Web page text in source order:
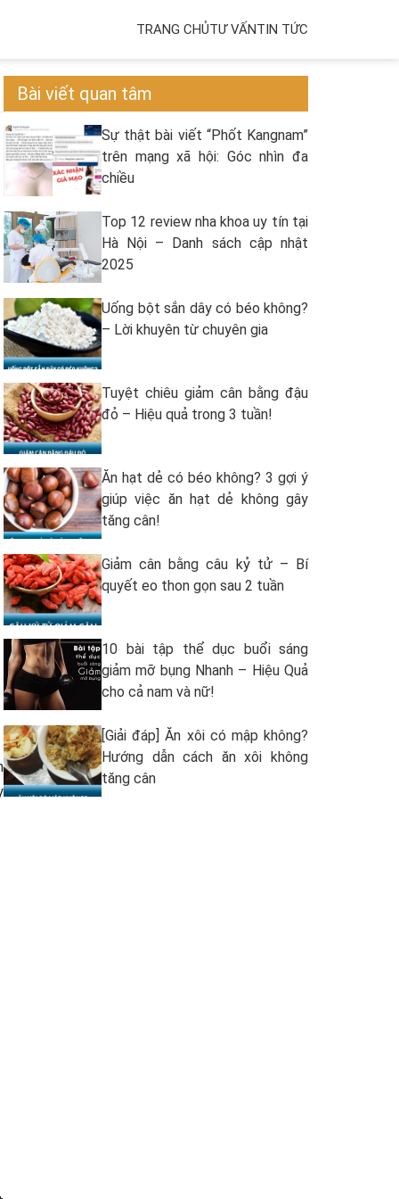
TRANG CHỦTƯ VẤNTIN TỨC
Bài viết quan tâm
Sự thật bài viết “Phốt Kangnam”
trên mạng xã hội: Góc nhìn đa
chiều
Top 12 review nha khoa uy tín tại
Hà Nội – Danh sách cập nhật
2025
Uống bột sắn dây có béo không?
– Lời khuyên từ chuyên gia
Tuyệt chiêu giảm cân bằng đậu
đỏ – Hiệu quả trong 3 tuần!
Ăn hạt dẻ có béo không? 3 gợi ý
giúp việc ăn hạt dẻ không gây
tăng cân!
Giảm cân bằng câu kỷ tử – Bí
quyết eo thon gọn sau 2 tuần
10 bài tập thể dục buổi sáng
giảm mỡ bụng Nhanh – Hiệu Quả
cho cả nam và nữ!
[Giải đáp] Ăn xôi có mập không?
Hướng dẫn cách ăn xôi không
tăng cân